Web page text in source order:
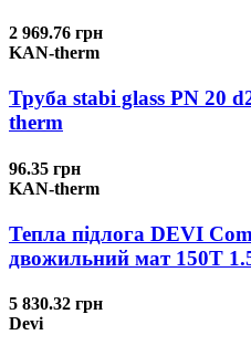
2 969.76 грн
KAN-therm
Труба stabi glass PN 20
therm
96.35 грн
KAN-therm
Тепла підлога DEVI
двожильний мат 150T
5 830.32 грн
Devi